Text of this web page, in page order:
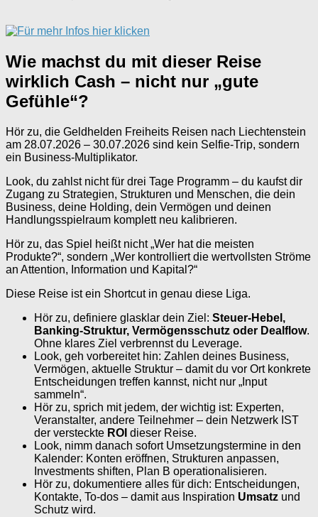
Wie machst du mit dieser Reise
wirklich Cash – nicht nur „gute
Gefühle“?
Hör zu, die Geldhelden Freiheits Reisen nach Liechtenstein
am 28.07.2026 – 30.07.2026 sind kein Selfie-Trip, sondern
ein Business-Multiplikator.
Look, du zahlst nicht für drei Tage Programm – du kaufst dir
Zugang zu Strategien, Strukturen und Menschen, die dein
Business, deine Holding, dein Vermögen und deinen
Handlungsspielraum komplett neu kalibrieren.
Hör zu, das Spiel heißt nicht „Wer hat die meisten
Produkte?“, sondern „Wer kontrolliert die wertvollsten Ströme
an Attention, Information und Kapital?“
Diese Reise ist ein Shortcut in genau diese Liga.
Hör zu, definiere glasklar dein Ziel: Steuer-Hebel,
Banking-Struktur, Vermögensschutz oder Dealflow.
Ohne klares Ziel verbrennst du Leverage.
Look, geh vorbereitet hin: Zahlen deines Business,
Vermögen, aktuelle Struktur – damit du vor Ort konkrete
Entscheidungen treffen kannst, nicht nur „Input
sammeln“.
Hör zu, sprich mit jedem, der wichtig ist: Experten,
Veranstalter, andere Teilnehmer – dein Netzwerk IST
der versteckte ROI dieser Reise.
Look, nimm danach sofort Umsetzungstermine in den
Kalender: Konten eröffnen, Strukturen anpassen,
Investments shiften, Plan B operationalisieren.
Hör zu, dokumentiere alles für dich: Entscheidungen,
Kontakte, To-dos – damit aus Inspiration Umsatz und
Schutz wird.